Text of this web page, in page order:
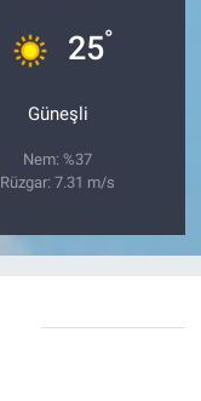
25°
Güneşli
Nem: %37
Rüzgar: 7.31 m/s